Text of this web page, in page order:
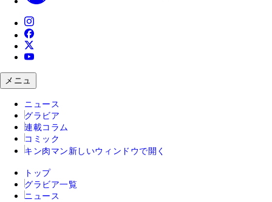
メニュ
ニュース
グラビア
連載コラム
コミック
キン肉マン 新しいウィンドウで開く
トップ
グラビア一覧
ニュース